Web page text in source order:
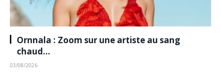
Ornnala : Zoom sur une artiste au sang
chaud…
03/08/2026